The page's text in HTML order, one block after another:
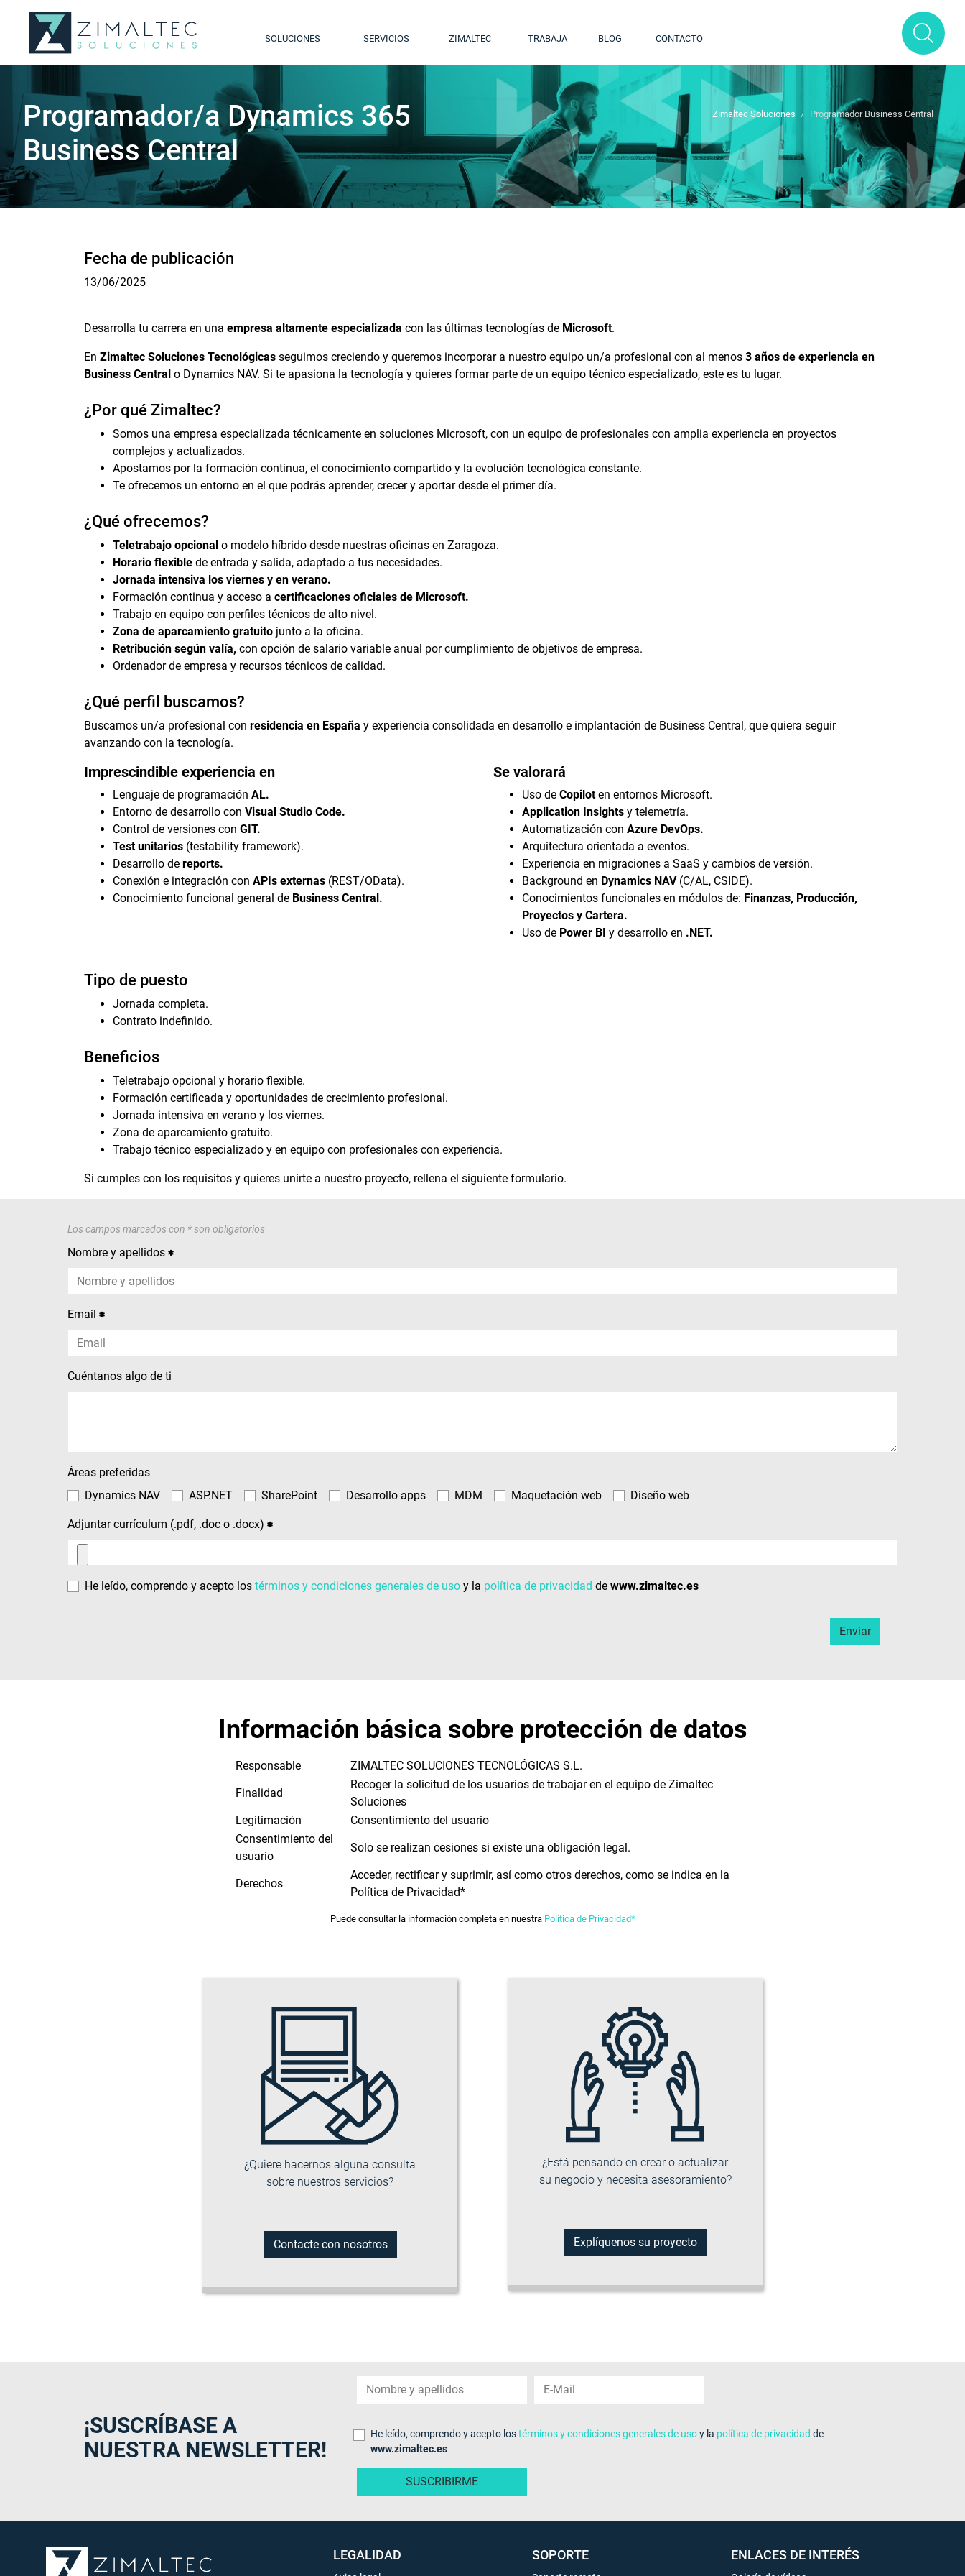
SOLUCIONES SERVICIOS ZIMALTEC TRABAJA BLOG CONTACTO
Programador/a Dynamics 365
Business Central
Zimaltec Soluciones Programador Business Central
Fecha de publicación
13/06/2025
Desarrolla tu carrera en una empresa altamente especializada con las últimas tecnologías de Microsoft.
En Zimaltec Soluciones Tecnológicas seguimos creciendo y queremos incorporar a nuestro equipo un/a profesional con al menos 3 años de experiencia en
Business Central o Dynamics NAV. Si te apasiona la tecnología y quieres formar parte de un equipo técnico especializado, este es tu lugar.
¿Por qué Zimaltec?
Somos una empresa especializada técnicamente en soluciones Microsoft, con un equipo de profesionales con amplia experiencia en proyectos
complejos y actualizados.
Apostamos por la formación continua, el conocimiento compartido y la evolución tecnológica constante.
Te ofrecemos un entorno en el que podrás aprender, crecer y aportar desde el primer día.
¿Qué ofrecemos?
Teletrabajo opcional o modelo híbrido desde nuestras oficinas en Zaragoza.
Horario flexible de entrada y salida, adaptado a tus necesidades.
Jornada intensiva los viernes y en verano.
Formación continua y acceso a certificaciones oficiales de Microsoft.
Trabajo en equipo con perfiles técnicos de alto nivel.
Zona de aparcamiento gratuito junto a la oficina.
Retribución según valía, con opción de salario variable anual por cumplimiento de objetivos de empresa.
Ordenador de empresa y recursos técnicos de calidad.
¿Qué perfil buscamos?
Buscamos un/a profesional con residencia en España y experiencia consolidada en desarrollo e implantación de Business Central, que quiera seguir
avanzando con la tecnología.
Imprescindible experiencia en
Lenguaje de programación AL.
Entorno de desarrollo con Visual Studio Code.
Control de versiones con GIT.
Test unitarios (testability framework).
Desarrollo de reports.
Conexión e integración con APIs externas (REST/OData).
Conocimiento funcional general de Business Central.
Se valorará
Uso de Copiloten entornos Microsoft.
Application Insights y telemetría.
Automatización con Azure DevOps.
Arquitectura orientada a eventos.
Experiencia en migraciones a SaaS y cambios de versión.
Background en Dynamics NAV(C/AL, CSIDE).
Conocimientos funcionales en módulos de: Finanzas, Producción,
Proyectos y Cartera.
Uso de Power BI y desarrollo en .NET.
Tipo de puesto
Jornada completa.
Contrato indefinido.
Beneficios
Teletrabajo opcional y horario flexible.
Formación certificada y oportunidades de crecimiento profesional.
Jornada intensiva en verano y los viernes.
Zona de aparcamiento gratuito.
Trabajo técnico especializado y en equipo con profesionales con experiencia.
Si cumples con los requisitos y quieres unirte a nuestro proyecto, rellena el siguiente formulario.
Los campos marcados con * son obligatorios
Nombre y apellidos
Email
Cuéntanos algo de ti
Áreas preferidas
Dynamics NAV
ASP.NET SharePoint Desarrollo apps MDM Maquetación web Diseño web
Adjuntar currículum (.pdf, .doc o .docx)
He leído, comprendo y acepto lostérminos y condiciones generales de uso y la política de privacidad dewww.zimaltec.es
Información básica sobre protección de datos
Responsable
ZIMALTEC SOLUCIONES TECNOLÓGICAS S.L.
Finalidad
Recoger la solicitud de los usuarios de trabajar en el equipo de Zimaltec
Soluciones
Legitimación
Consentimiento del usuario
Consentimiento del
usuario
Solo se realizan cesiones si existe una obligación legal.
Derechos
Acceder, rectificar y suprimir, así como otros derechos, como se indica en la
Política de Privacidad*
Puede consultar la información completa en nuestra Política de Privacidad*
¿Quiere hacernos alguna consulta
sobre nuestros servicios?
Contacte con nosotros
¿Está pensando en crear o actualizar
su negocio y necesita asesoramiento?
Explíquenos su proyecto
¡SUSCRÍBASE A
NUESTRA NEWSLETTER!
He leído, comprendo y acepto lostérminos y condiciones generales de usoy la política de privacidad de
www.zimaltec.es
LEGALIDAD SOPORTE ENLACES DE INTERÉS